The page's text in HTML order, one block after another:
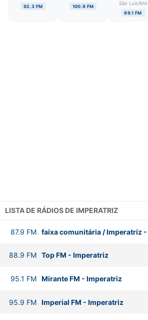
92.3 FM
100.9 FM
São Luís/MA
99.1 FM
LISTA DE RÁDIOS DE IMPERATRIZ
87.9 FM faixa comunitária / Imperatriz-
88.9 FM Top FM - Imperatriz
95.1 FM Mirante FM - Imperatriz
95.9 FM Imperial FM - Imperatriz